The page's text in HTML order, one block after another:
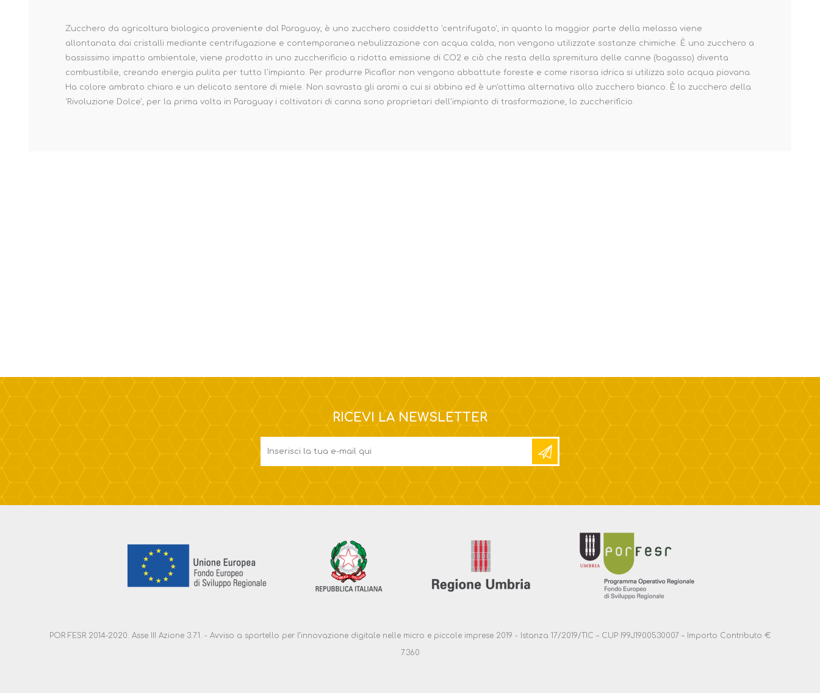
Zucchero da agricoltura biologica proveniente dal Paraguay, è uno zucchero cosiddetto 'centrifugato', in quanto la maggior parte della melassa viene
allontanata dai cristalli mediante centrifugazione e contemporanea nebulizzazione con acqua calda, non vengono utilizzate sostanze chimiche. È uno zucchero a
bassissimo impatto ambientale, viene prodotto in uno zuccherificio a ridotta emissione di CO2 e ciò che resta della spremitura delle canne (bagasso) diventa
combustibile, creando energia pulita per tutto l'impianto. Per produrre Picaflor non vengono abbattute foreste e come risorsa idrica si utilizza solo acqua piovana.
Ha colore ambrato chiaro e un delicato sentore di miele. Non sovrasta gli aromi a cui si abbina ed è un'ottima alternativa allo zucchero bianco. È lo zucchero della
'Rivoluzione Dolce', per la prima volta in Paraguay i coltivatori di canna sono proprietari dell'impianto di trasformazione, lo zuccherificio.
RICEVI LA NEWSLETTER
POR FESR 2014-2020. Asse III Azione 3.7.1. - Avviso a sportello per l’innovazione digitale nelle micro e piccole imprese 2019 - Istanza 17/2019/TIC – CUP I99J1900530007 – Importo Contributo €
7.360